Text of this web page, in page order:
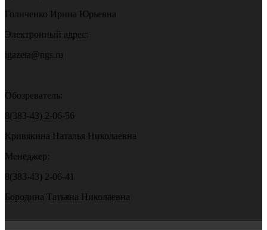
Голиченко Ирина Юрьевна
Электронный адрес:
igazeta@ngs.ru
Обозреватель:
8(383-43) 2-06-56
Кривякина Наталья Николаевна
Менеджер:
8(383-43) 2-06-41
Бородина Татьяна Николаевна